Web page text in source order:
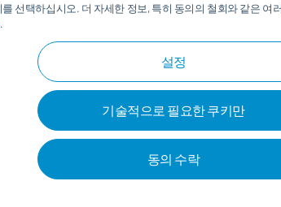
선택하십시오. 더 자세한 정보, 특히 동의의 철회와 같은 여
.
설정
기술적으로 필요한 쿠키만
동의 수락
성화할 수 있습니다. 이를
IP 주소)가 당사 개인정보 보
비스 제공업체에게 전송됩니